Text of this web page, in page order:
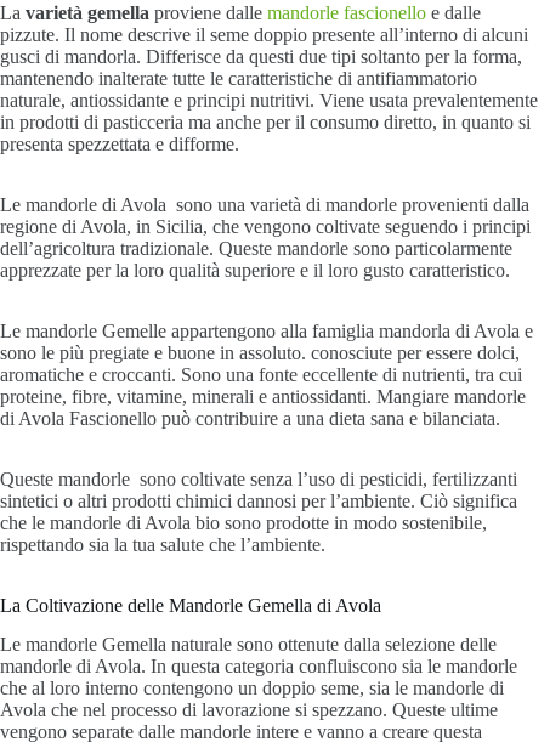
La varietà gemella proviene dalle mandorle fascionello e dalle
pizzute. Il nome descrive il seme doppio presente all’interno di alcuni
gusci di mandorla. Differisce da questi due tipi soltanto per la forma,
mantenendo inalterate tutte le caratteristiche di antifiammatorio
naturale, antiossidante e principi nutritivi. Viene usata prevalentemente
in prodotti di pasticceria ma anche per il consumo diretto, in quanto si
presenta spezzettata e difforme.
Le mandorle di Avola sono una varietà di mandorle provenienti dalla
regione di Avola, in Sicilia, che vengono coltivate seguendo i principi
dell’agricoltura tradizionale. Queste mandorle sono particolarmente
apprezzate per la loro qualità superiore e il loro gusto caratteristico.
Le mandorle Gemelle appartengono alla famiglia mandorla di Avola e
sono le più pregiate e buone in assoluto. conosciute per essere dolci,
aromatiche e croccanti. Sono una fonte eccellente di nutrienti, tra cui
proteine, fibre, vitamine, minerali e antiossidanti. Mangiare mandorle
di Avola Fascionello può contribuire a una dieta sana e bilanciata.
Queste mandorle sono coltivate senza l’uso di pesticidi, fertilizzanti
sintetici o altri prodotti chimici dannosi per l’ambiente. Ciò significa
che le mandorle di Avola bio sono prodotte in modo sostenibile,
rispettando sia la tua salute che l’ambiente.
La Coltivazione delle Mandorle Gemella di Avola
Le mandorle Gemella naturale sono ottenute dalla selezione delle
mandorle di Avola. In questa categoria confluiscono sia le mandorle
che al loro interno contengono un doppio seme, sia le mandorle di
Avola che nel processo di lavorazione si spezzano. Queste ultime
vengono separate dalle mandorle intere e vanno a creare questa